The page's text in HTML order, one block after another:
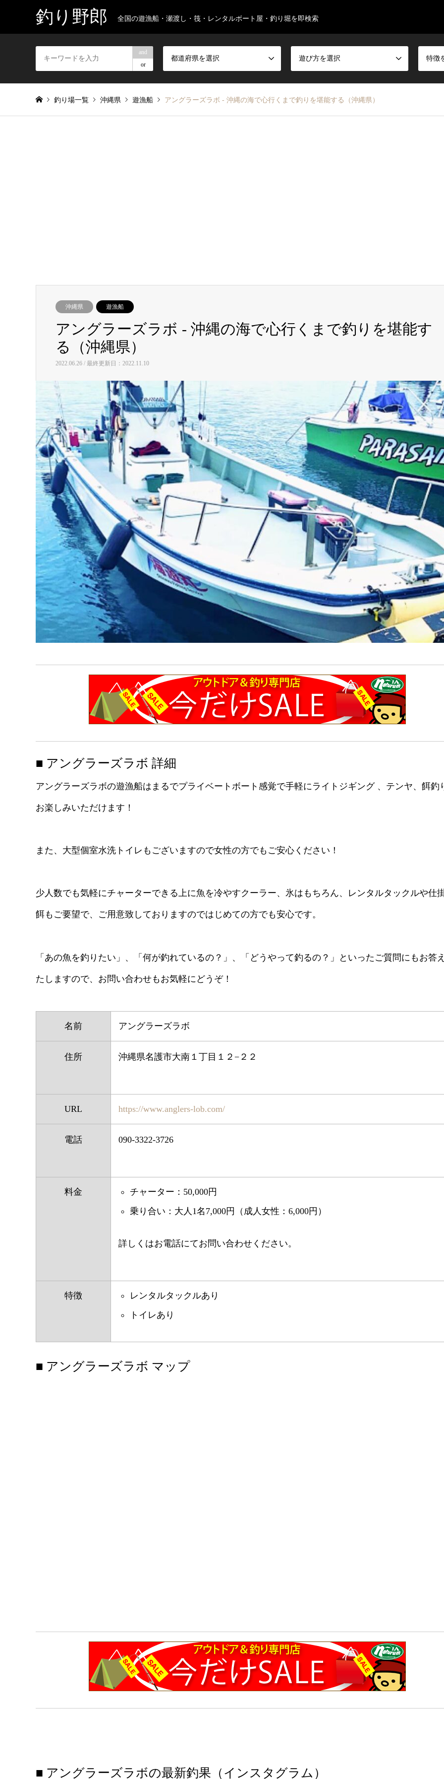
釣り野郎 全国の遊漁船・瀬渡し・筏・レンタルボート屋・釣り堀を即検索
and
or
都道府県を選択 遊び方を選択 特徴
釣り場一覧 沖縄県 遊漁船 アングラーズラボ ‐ 沖縄の海で心行くまで釣りを堪能する（沖縄県）
沖縄県 遊漁船
アングラーズラボ ‐ 沖縄の海で心行くまで釣りを堪能す
る（沖縄県）
2022.06.26 / 最終更新日：2022.11.10
■ アングラーズラボ 詳細
アングラーズラボの遊漁船はまるでプライベートボート感覚で手軽にライトジギング 、テンヤ、餌釣
お楽しみいただけます！
また、大型個室水洗トイレもございますので女性の方でもご安心ください！
少人数でも気軽にチャーターできる上に魚を冷やすクーラー、氷はもちろん、レンタルタックルや仕
餌もご要望で、ご用意致しておりますのではじめての方でも安心です。
「あの魚を釣りたい」、「何が釣れているの？」、「どうやって釣るの？」といったご質問にもお答
たしますので、お問い合わせもお気軽にどうぞ！
名前 アングラーズラボ
住所 沖縄県名護市大南１丁目１２−２２
URL https://www.anglers-lob.com/
電話 090-3322-3726
料金
チャーター：50,000円
乗り合い：大人1名7,000円（成人女性：6,000円）
詳しくはお電話にてお問い合わせください。
特徴
レンタルタックルあり
トイレあり
■ アングラーズラボ マップ
■ アングラーズラボの最新釣果（インスタグラム）